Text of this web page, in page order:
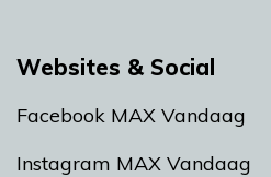
Websites & Social
Facebook MAX Vandaag
Instagram MAX Vandaag